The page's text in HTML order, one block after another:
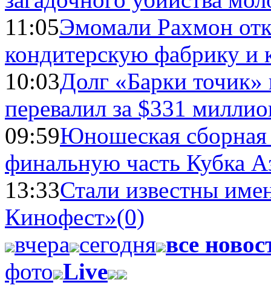
11:05Эмомали Рахмон
кондитерскую фабрику и
10:03Долг «Барки
перевалил за $331
09:59Юношеская
финальную часть Кубка
13:33Стали известны
Кинофест»(0)
вчера сегодня все
фото Live